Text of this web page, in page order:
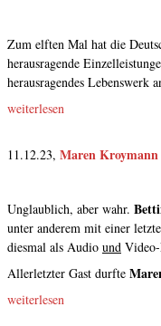
Zum elften Mal hat die
herausragende
herausragendes Lebenswerk
weiterlesen
11.12.23, Maren
Unglaublich, aber wahr.
unter anderem mit einer
diesmal als Audio und Video-
Allerletzter Gast durfte
weiterlesen